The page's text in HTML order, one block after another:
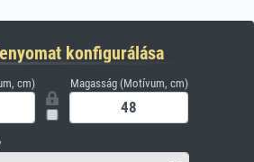
konfigurálása
cm) Magasság (Motívum, cm)